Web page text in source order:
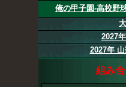
俺の甲子園-高校野
2027
2027年
組み